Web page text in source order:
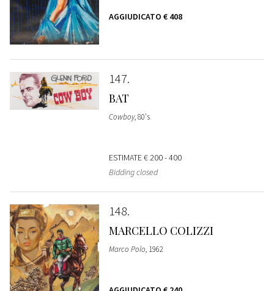
AGGIUDICATO € 408
147
BAT
Cowboy, 80's
ESTIMATE€ 200 - 400
Bidding closed
148
MARCELLO COLIZZI
Marco Polo, 1962